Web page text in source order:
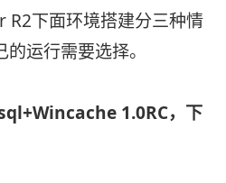
下面环境搭建分三种情
运行需要选择。
1.0RC，下